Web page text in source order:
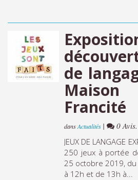
de
Francité
dansActualités |
0 Avis.
JEUX DE LANGAGE
250 jeux à portée
25 octobre 2019,
à 12h et de 13h à...